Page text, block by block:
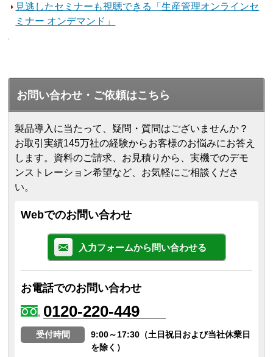
見逃したセミナーも視聴できる「生産管理オンラインセ
ミナー オンデマンド」
お問い合わせ・ご依頼はこちら
製品導入に当たって、疑問・質問はございませんか？
お取引実績145万社の経験からお客様のお悩みにお答え
します。 資料のご請求、お見積りから、実機でのデモ
ンストレーション希望など、お気軽にご相談くださ
い。
Webでのお問い合わせ
入力フォームから問い合わせる
お電話でのお問い合わせ
0120-220-449
受付時間
9:00～17:30（土日祝日および当社休業日
を除く）